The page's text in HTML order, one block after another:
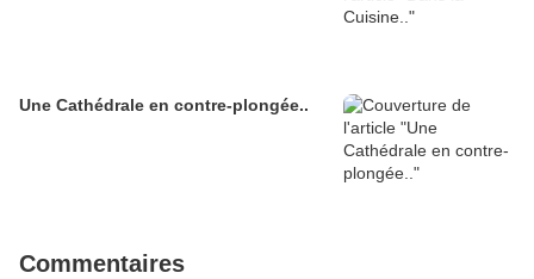
Une Cathédrale en contre-plongée..
Commentaires